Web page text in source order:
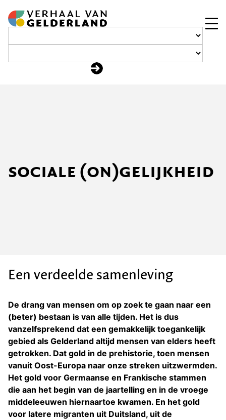
naar
de
inhoud
sociale (on)gelijkheid
Een verdeelde samenleving
De drang van mensen om op zoek te gaan naar een
(beter) bestaan is van alle tijden. Het is dus
vanzelfsprekend dat een gemakkelijk toegankelijk
gebied als Gelderland altijd mensen van elders heeft
getrokken. Dat gold in de prehistorie, toen mensen
vanuit Oost-Europa naar onze streken uitzwermden.
Het gold voor Germaanse en Frankische stammen
die aan het begin van de jaartelling en in de vroege
middeleeuwen hiernaartoe kwamen. En het gold
voor latere migranten uit Duitsland, uit de